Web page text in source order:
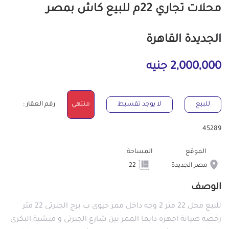
محلات تجاري 22م للبيع كاش بمصر
الجديدة القاهرة
2,000,000 جنيه
للبيع لا يوجد تقسيط منتهي رقم العقار :
45289
الموقع
مصر الجديدة
المساحة
الوصف
للبيع محل 22 متر 2 وجه داخل ممر حيوى ب برج الجبرتى 22 متر
رخصه صيانة اجهزه دايما الممر بين شارع الجبرتى و منشية البكرى